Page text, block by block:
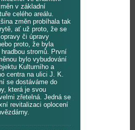
v základní
celého areálu.
změn probíhala tak
ať už proto, že se
či úpravy
proto, že byla
stromů. První
bylo vybudování
Kulturního a
centra na ulici J. K.
se dostáváme do
která je svou
zřetelná. Jedná se
revitalizaci oplocení